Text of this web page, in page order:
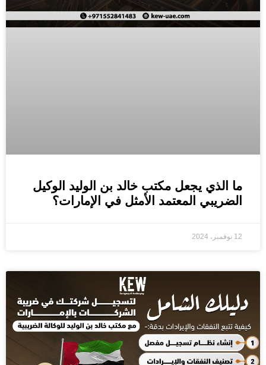
ما الذي يجعل مكتب خالد بن الوليد الوكيل
الضريبي المعتمد الأمثل في الإمارات؟
12 نوفمبر، 2024